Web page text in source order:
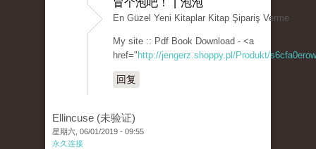
冒个泡吧！ | 泡泡
En Güzel Yeni Kitaplar Kitap Şipariş Verme
My site :: Pdf Book Download - <a
href=" http://jengerz.shoppy.pl/Produkt/
回复
Ellincuse (未验证)
星期六, 06/01/2019 - 09:55
永久连接